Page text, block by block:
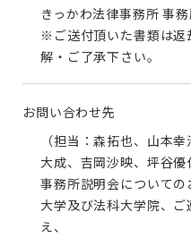
きっかわ法律事務所 事
※ご送付頂いた書類は返
解・ご了承下さい。
お問い合わせ先
（担当：森拓也、山本
大成、吉岡沙映、坪谷優
事務所説明会について
大学及び法科大学院、
え、